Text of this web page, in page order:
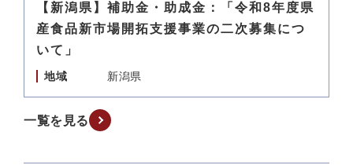
【新潟県】補助金・助成金：「令和8年度県
産食品新市場開拓支援事業の二次募集につ
いて」
地域 新潟県
一覧を見る